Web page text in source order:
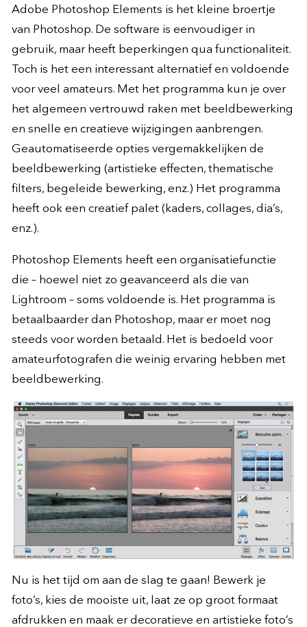
Adobe Photoshop Elements is het kleine broertje
van Photoshop. De software is eenvoudiger in
gebruik, maar heeft beperkingen qua functionaliteit.
Toch is het een interessant alternatief en voldoende
voor veel amateurs. Met het programma kun je over
het algemeen vertrouwd raken met beeldbewerking
en snelle en creatieve wijzigingen aanbrengen.
Geautomatiseerde opties vergemakkelijken de
beeldbewerking (artistieke effecten, thematische
filters, begeleide bewerking, enz.) Het programma
heeft ook een creatief palet (kaders, collages, dia’s,
enz.).
Photoshop Elements heeft een organisatiefunctie
die – hoewel niet zo geavanceerd als die van
Lightroom – soms voldoende is. Het programma is
betaalbaarder dan Photoshop, maar er moet nog
steeds voor worden betaald. Het is bedoeld voor
amateurfotografen die weinig ervaring hebben met
beeldbewerking.
Nu is het tijd om aan de slag te gaan! Bewerk je
foto’s, kies de mooiste uit, laat ze op groot formaat
afdrukken en maak er decoratieve en artistieke foto’s